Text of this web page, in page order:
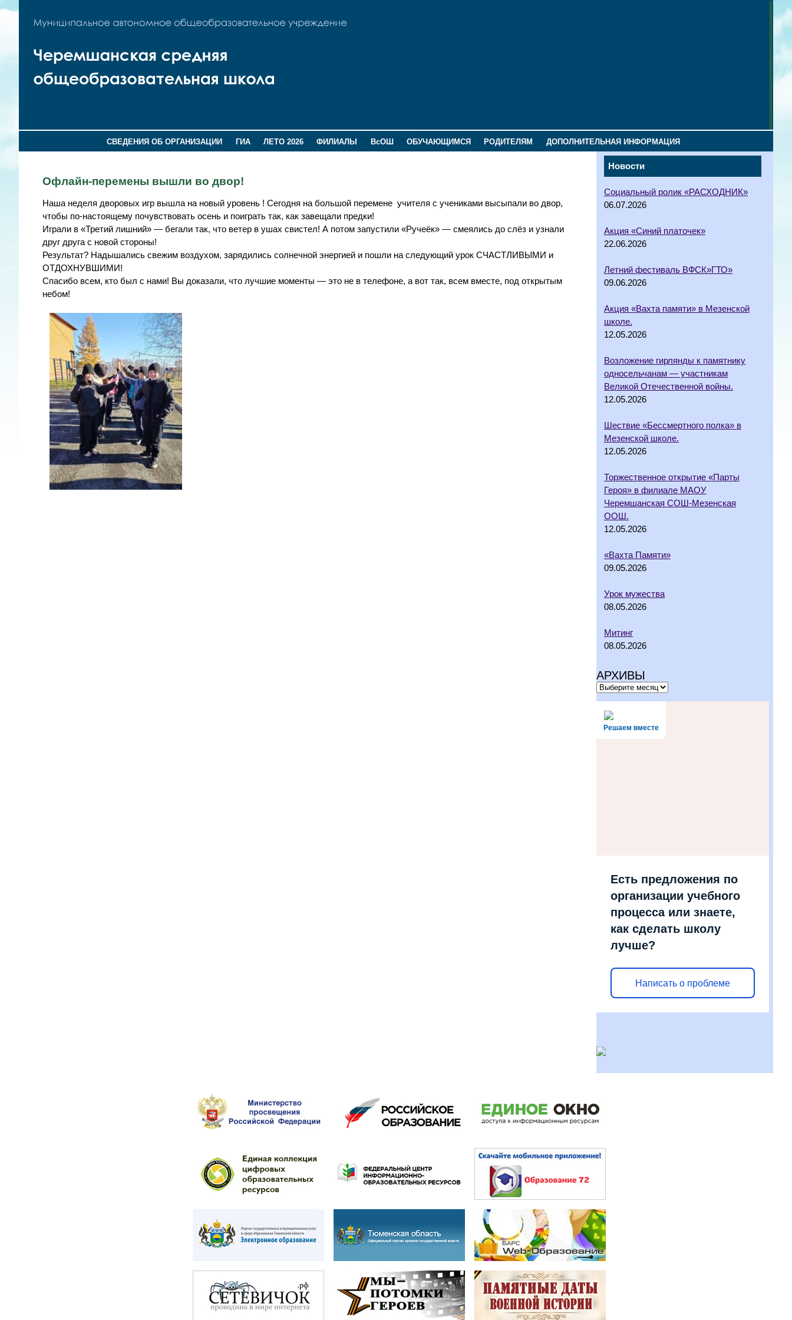
СВЕДЕНИЯ ОБ ОРГАНИЗАЦИИ ГИА ЛЕТО 2026 ФИЛИАЛЫ ВсОШ ОБУЧАЮЩИМСЯ РОДИТЕЛЯМ ДОПОЛНИТЕЛЬНАЯ ИНФОРМАЦИЯ
Новости
Социальный ролик «РАСХОДНИК»
06.07.2026
Акция «Синий платочек»
22.06.2026
Летний фестиваль ВФСК»ГТО»
09.06.2026
Акция «Вахта памяти» в Мезенской
школе.
12.05.2026
Возложение гирлянды к памятнику
односельчанам — участникам
Великой Отечественной войны.
12.05.2026
Шествие «Бессмертного полка» в
Мезенской школе.
12.05.2026
Торжественное открытие «Парты
Героя» в филиале МАОУ
Черемшанская СОШ-Мезенская
ООШ.
12.05.2026
«Вахта Памяти»
09.05.2026
Урок мужества
08.05.2026
Митинг
08.05.2026
АРХИВЫ
Решаем вместе
Есть предложения по
организации учебного
процесса или знаете,
как сделать школу
лучше?
Написать о проблеме
Офлайн-перемены вышли во двор!
Наша неделя дворовых игр вышла на новый уровень ! Сегодня на большой перемене учителя с учениками высыпали во двор,
чтобы по-настоящему почувствовать осень и поиграть так, как завещали предки!
Играли в «Третий лишний» — бегали так, что ветер в ушах свистел! А потом запустили «Ручеёк» — смеялись до слёз и узнали
друг друга с новой стороны!
Результат? Надышались свежим воздухом, зарядились солнечной энергией и пошли на следующий урок СЧАСТЛИВЫМИ и
ОТДОХНУВШИМИ!
Спасибо всем, кто был с нами! Вы доказали, что лучшие моменты — это не в телефоне, а вот так, всем вместе, под открытым
небом!